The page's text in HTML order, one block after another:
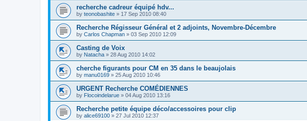
recherche cadreur équipé hdv...
by teonobashite » 17 Sep 2010 08:40
Recherche Régisseur Général et 2 adjoints, Novembre-Décembre
by Carlos Chapman » 03 Sep 2010 12:09
Casting de Voix
by Natacha » 28 Aug 2010 14:02
cherche figurants pour CM en 35 dans le beaujolais
by manu0169 » 25 Aug 2010 10:46
URGENT Recherche COMÉDIENNES
by Flocoindelarue » 04 Aug 2010 13:16
Recherche petite équipe déco/accessoires pour clip
by alice69100 » 27 Jul 2010 12:37